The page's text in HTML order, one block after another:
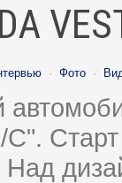
· Фото ·
Над